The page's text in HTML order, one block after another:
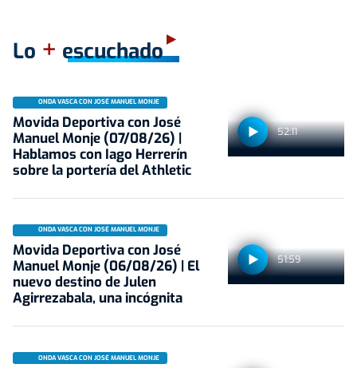
Lo + escuchado
52:11
ONDA VASCA CON JOSÉ MANUEL MONJE
Movida Deportiva con José
Manuel Monje (07/08/26) |
Hablamos con Iago Herrerín
sobre la portería del Athletic
51:59
ONDA VASCA CON JOSÉ MANUEL MONJE
Movida Deportiva con José
Manuel Monje (06/08/26) | El
nuevo destino de Julen
Agirrezabala, una incógnita
ONDA VASCA CON JOSÉ MANUEL MONJE